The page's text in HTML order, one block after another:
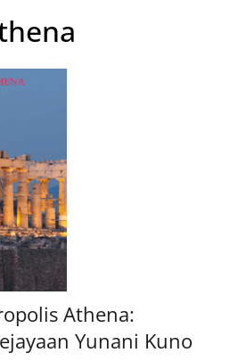
Athena:
Yunani Kuno